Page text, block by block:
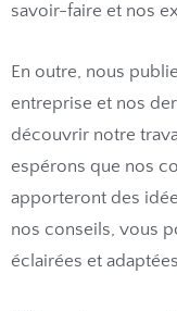
savoir-faire et nos
En outre, nous
entreprise et nos
découvrir notre
espérons que nos
apporteront des
nos conseils, vous
éclairées et